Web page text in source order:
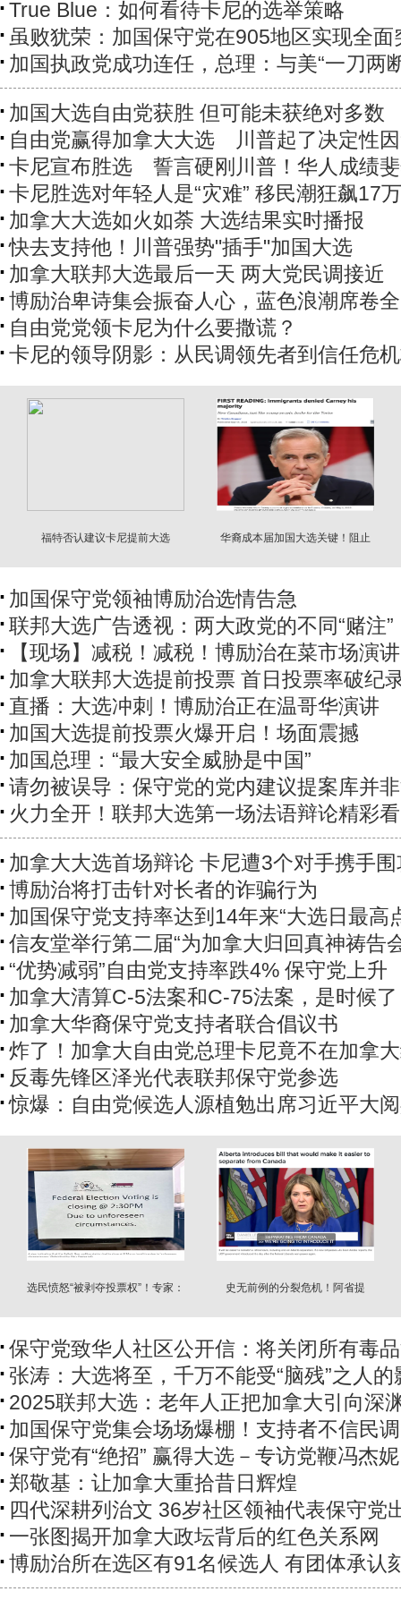
True Blue：如何看待卡尼的选举策略
虽败犹荣：加国保守党在905地区实现全面
加国执政党成功连任，总理：与美“一刀两
加国大选自由党获胜 但可能未获绝对多数
自由党赢得加拿大大选 川普起了决定性
卡尼宣布胜选 誓言硬刚川普！华人成绩
卡尼胜选对年轻人是“灾难” 移民潮狂飙17万
加拿大大选如火如荼 大选结果实时播报
快去支持他！川普强势"插手"加国大选
加拿大联邦大选最后一天 两大党民调接近
博励治卑诗集会振奋人心，蓝色浪潮席卷
自由党党领卡尼为什么要撒谎？
卡尼的领导阴影：从民调领先者到信任危
福特否认建议卡尼提前大选
华裔成本届加国大选关键！阻止
加国保守党领袖博励治选情告急
联邦大选广告透视：两大政党的不同“赌注”
【现场】减税！减税！博励治在菜市场演讲
加拿大联邦大选提前投票 首日投票率破纪
直播：大选冲刺！博励治正在温哥华演讲
加国大选提前投票火爆开启！场面震撼
加国总理：“最大安全威胁是中国”
请勿被误导：保守党的党内建议提案库并
火力全开！联邦大选第一场法语辩论精彩
加拿大大选首场辩论 卡尼遭3个对手携手围
博励治将打击针对长者的诈骗行为
加国保守党支持率达到14年来“大选日最高
信友堂举行第二届“为加拿大归回真神祷告
“优势减弱”自由党支持率跌4% 保守党上升
加拿大清算C-5法案和C-75法案，是时候了
加拿大华裔保守党支持者联合倡议书
炸了！加拿大自由党总理卡尼竟不在加拿
反毒先锋区泽光代表联邦保守党参选
惊爆：自由党候选人源植勉出席习近平大
选民愤怒“被剥夺投票权”！专家：
史无前例的分裂危机！阿省提
保守党致华人社区公开信：将关闭所有毒
张涛：大选将至，千万不能受“脑残”之人的
2025联邦大选：老年人正把加拿大引向深
加国保守党集会场场爆棚！支持者不信民调
保守党有“绝招” 赢得大选－专访党鞭冯杰妮
郑敬基：让加拿大重拾昔日辉煌
四代深耕列治文 36岁社区领袖代表保守党
一张图揭开加拿大政坛背后的红色关系网
博励治所在选区有91名候选人 有团体承认